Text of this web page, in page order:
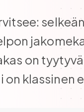
on
klassinen